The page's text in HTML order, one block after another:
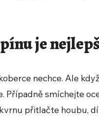
je
nechce. Ale
Případně smíchejte
přitlačte houbu,